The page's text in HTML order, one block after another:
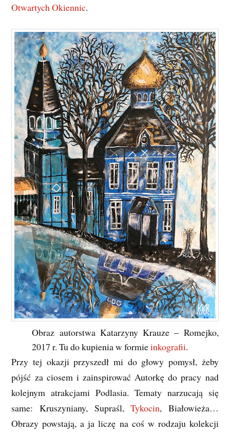
Otwartych Okiennic.
Obraz autorstwa Katarzyny Krauze – Romejko,
2017 r. Tu do kupienia w formieinkografii.
Przy tej okazji przyszedł mi do głowy pomysł, żeby
pójść za ciosem i zainspirować Autorkę do pracy nad
kolejnym atrakcjami Podlasia. Tematy narzucają się
same: Kruszyniany, Supraśl,Tykocin, Białowieża…
Obrazy powstają, a ja liczę na coś w rodzaju kolekcji